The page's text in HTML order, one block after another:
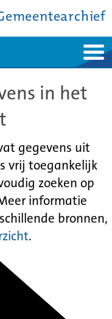
in het
gegevens uit
vrij toegankelijk
zoeken op
informatie
bronnen,
.